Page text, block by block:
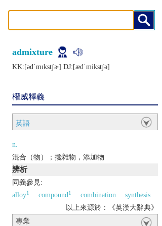
admixture
KK:[ǝdˈmɪkstʃɚ] DJ:[ædˈmikstʃǝ]
權威釋義
英語
n.
混合（物）；攙雜物，添加物
辨析
同義參見:
alloy1 compound1 combination
synthesis
以上來源於：《英漢大辭典》
專業